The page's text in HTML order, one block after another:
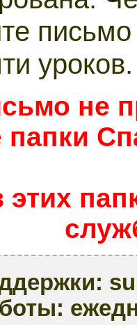
уроков.
не
папки